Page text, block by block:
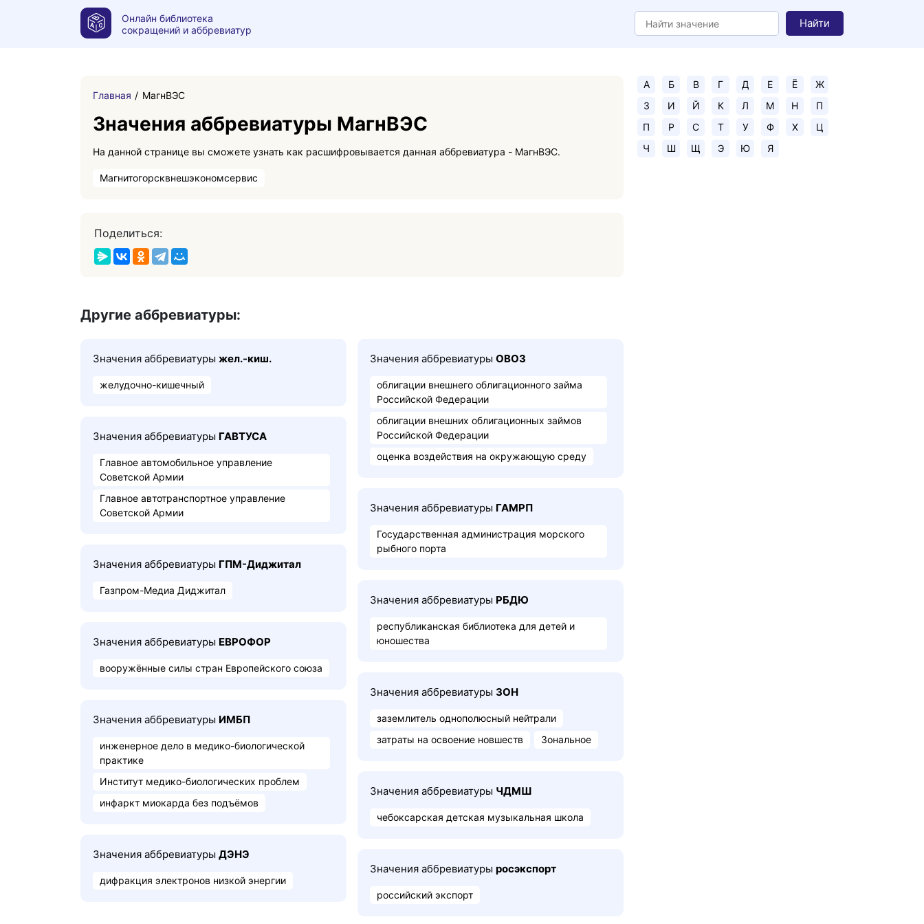
Онлайн библиотека
сокращений и аббревиатур
Найти
Главная МагнВЭС
Значения аббревиатуры МагнВЭС
На данной странице вы сможете узнать как расшифровывается данная аббревиатура - МагнВЭС.
Магнитогорсквнешэкономсервис
Поделиться:
Другие аббревиатуры:
Значения аббревиатуры жел.-киш.
желудочно-кишечный
Значения аббревиатуры ГАВТУСА
Главное автомобильное управление
Советской Армии
Главное автотранспортное управление
Советской Армии
Значения аббревиатуры ГПМ-Диджитал
Газпром-Медиа Диджитал
Значения аббревиатуры ЕВРОФОР
вооружённые силы стран Европейского союза
Значения аббревиатуры ИМБП
инженерное дело в медико-биологической
практике
Институт медико-биологических проблем
инфаркт миокарда без подъёмов
Значения аббревиатуры ДЭНЭ
дифракция электронов низкой энергии
Значения аббревиатуры ОВОЗ
облигации внешнего облигационного займа
Российской Федерации
облигации внешних облигационных займов
Российской Федерации
оценка воздействия на окружающую среду
Значения аббревиатуры ГАМРП
Государственная администрация морского
рыбного порта
Значения аббревиатуры РБДЮ
республиканская библиотека для детей и
юношества
Значения аббревиатуры ЗОН
заземлитель однополюсный нейтрали
затраты на освоение новшеств
Зональное
Значения аббревиатуры ЧДМШ
чебоксарская детская музыкальная школа
Значения аббревиатуры росэкспорт
российский экспорт
А Б В Г Д Е Ё
Ж
З
И Й К Л М Н
П
П
Р С Т У Ф Х
Ц
Ч
Ш Щ Э Ю Я